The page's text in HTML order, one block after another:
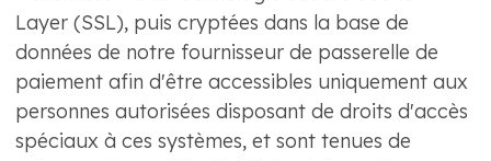
Layer (SSL), puis cryptées dans la base de
données de notre fournisseur de passerelle de
paiement afin d'être accessibles uniquement aux
personnes autorisées disposant de droits d'accès
spéciaux à ces systèmes, et sont tenues de